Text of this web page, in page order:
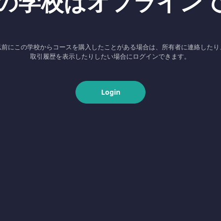
前にこの学校からコースを購入したことがある場合は、所有者に連絡したり
取引履歴を表示したりしたい場合にログインできます。
Login